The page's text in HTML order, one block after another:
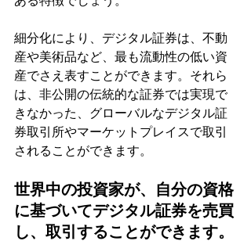
細分化により、デジタル証券は、不動
産や美術品など、最も流動性の低い資
産でさえ表すことができます。それら
は、非公開の伝統的な証券では実現で
きなかった、グローバルなデジタル証
券取引所やマーケットプレイスで取引
されることができます。
世界中の投資家が、自分の資格
に基づいてデジタル証券を売買
し、取引することができます。